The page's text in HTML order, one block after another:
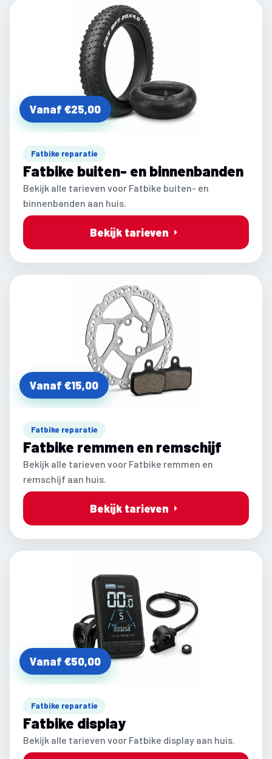
Vanaf €25,00
Fatbike reparatie
Fatbike buiten- en binnenbanden
Bekijk alle tarieven voor Fatbike buiten- en
binnenbanden aan huis.
Bekijk tarieven
Vanaf €15,00
Fatbike reparatie
Fatbike remmen en remschijf
Bekijk alle tarieven voor Fatbike remmen en
remschijf aan huis.
Bekijk tarieven
Vanaf €50,00
Fatbike reparatie
Fatbike display
Bekijk alle tarieven voor Fatbike display aan huis.